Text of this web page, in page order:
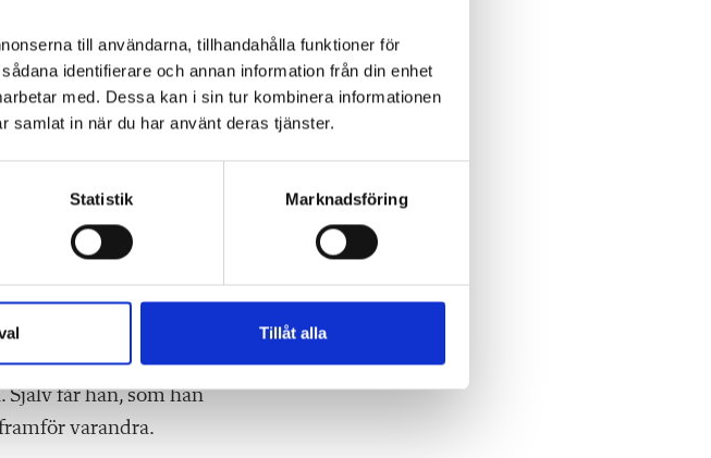
till användarna, tillhandahålla funktioner för
identifierare och annan information från din enhet
med. Dessa kan i sin tur kombinera informationen
samlat in när du har använt deras tjänster.
Statistik Marknadsföring
Tillåt alla
och har
lätt, men engagerade i
Att många av
får han, som han
varandra.